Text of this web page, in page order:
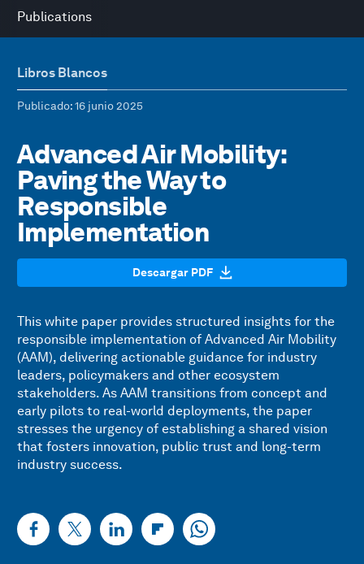
Publications
Libros Blancos
Publicado: 16 junio 2025
Advanced Air Mobility:
Paving the Way to
Responsible
Implementation
Descargar PDF
This white paper provides structured insights for the
responsible implementation of Advanced Air Mobility
(AAM), delivering actionable guidance for industry
leaders, policymakers and other ecosystem
stakeholders. As AAM transitions from concept and
early pilots to real-world deployments, the paper
stresses the urgency of establishing a shared vision
that fosters innovation, public trust and long-term
industry success.